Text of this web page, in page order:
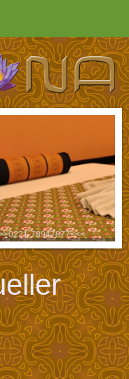
78947877<<<